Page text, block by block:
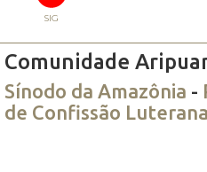
SIG
Comunidade
Sínodo da Amazônia -
de Confissão